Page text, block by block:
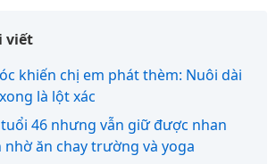
viết
khiến chị em phát thèm: Nuôi dài
là lột xác
46 nhưng vẫn giữ được nhan
nhờ ăn chay trường và yoga